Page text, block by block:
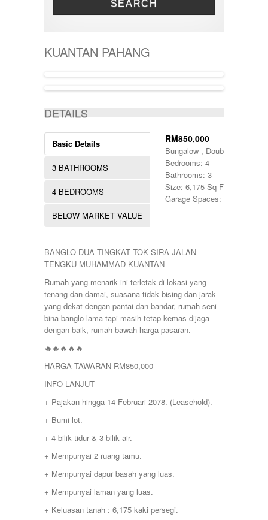
RESIDENTIAL LAND
SINGLE STOREY
TERRACE
KEMAMAN
KLANG
KUALA LIPIS
KUALA NERUS
KUALA ROPIN
KUANTAN
MARANG
PAHANG
PUCHONG
ROMPIN
SHAH ALAM
TEMERLOH
TERENGGANU
YONG PENG
4000001 - 6000000
5000-10000
50000-100000
700000-900000
90000
900001-1000000
SEARCH
KUANTAN PAHANG
DETAILS
Basic Details
3 BATHROOMS
4 BEDROOMS
BELOW MARKET VALUE
RM850,000
Bungalow , Double Storey
Bedrooms: 4
Bathrooms: 3
Size: 6,175 Sq Ft.
Garage Spaces: 2
BANGLO DUA TINGKAT TOK SIRA JALAN
TENGKU MUHAMMAD KUANTAN
Rumah yang menarik ini terletak di lokasi yang
tenang dan damai, suasana tidak bising dan jarak
yang dekat dengan pantai dan bandar, rumah seni
bina banglo lama tapi masih tetap kemas dijaga
dengan baik, rumah bawah harga pasaran.
🔥🔥🔥🔥🔥
HARGA TAWARAN RM850,000
INFO LANJUT
+ Pajakan hingga 14 Februari 2078. (Leasehold).
+ Bumi lot.
+ 4 bilik tidur & 3 bilik air.
+ Mempunyai 2 ruang tamu.
+ Mempunyai dapur basah yang luas.
+ Mempunyai laman yang luas.
+ Keluasan tanah : 6,175 kaki persegi.